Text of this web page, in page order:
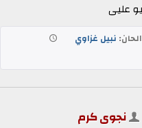
عليى
الحان: نبيل غزاوي
نجوى كرم